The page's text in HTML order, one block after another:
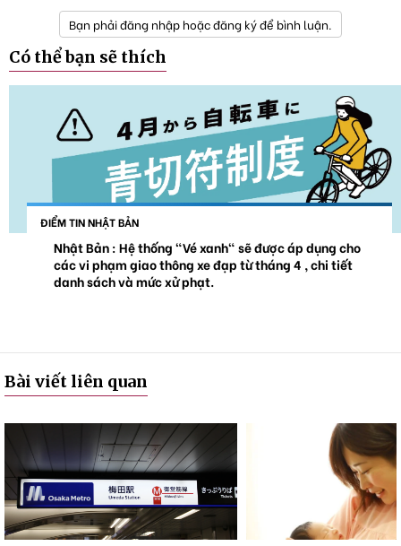
Bạn phải đăng nhập hoặc đăng ký để bình luận.
Có thể bạn sẽ thích
ĐIỂM TIN NHẬT BẢN
Nhật Bản : Hệ thống "Vé xanh" sẽ được áp dụng cho
các vi phạm giao thông xe đạp từ tháng 4 , chi tiết
danh sách và mức xử phạt.
Bài viết liên quan